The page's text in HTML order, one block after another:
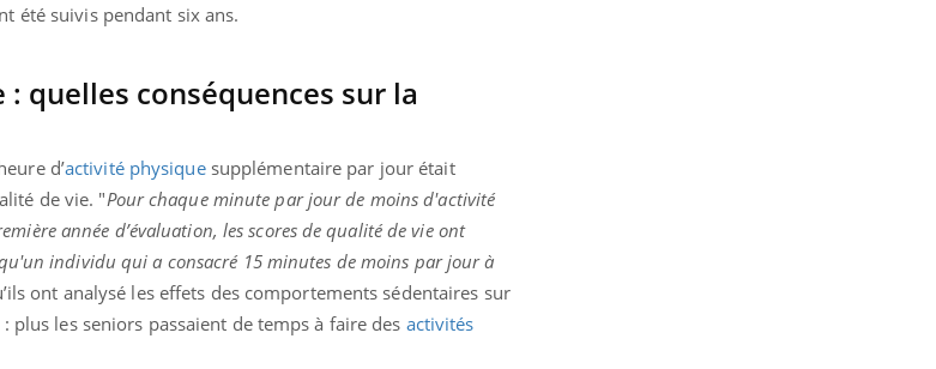
été suivis pendant six ans.
quelles conséquences sur la
d’activité physiquesupplémentaire par jour était
de vie. "Pour chaque minute par jour de moins d'activité
année d’évaluation, les scores de qualité de vie ont
individu qui a consacré 15 minutes de moins par jour à
ont analysé les effets des comportements sédentaires sur
les seniors passaient de temps à faire des activités